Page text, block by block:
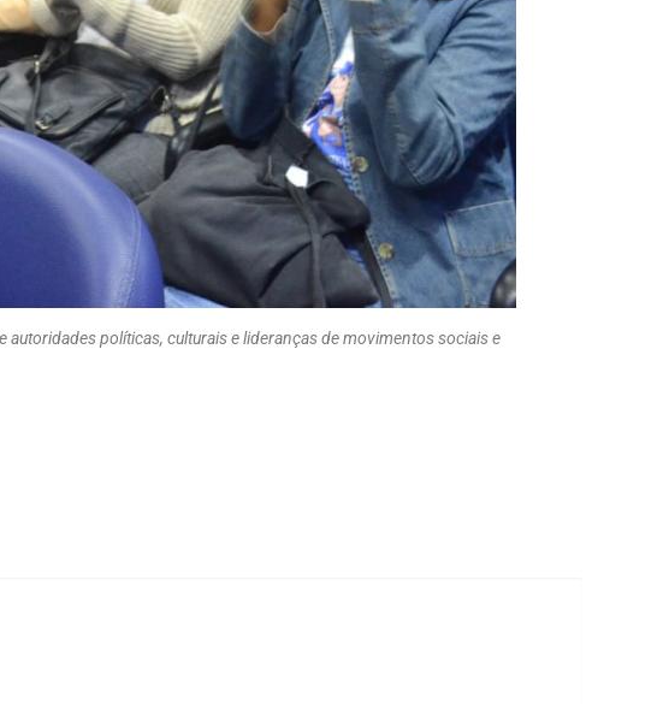
políticas, culturais e lideranças de movimentos sociais e